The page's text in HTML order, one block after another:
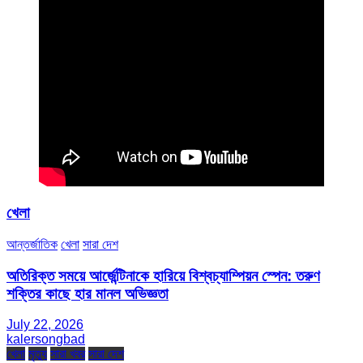
খেলা
আন্তর্জাতিক খেলা সারা দেশ
অতিরিক্ত সময়ে আর্জেন্টিনাকে হারিয়ে বিশ্বচ্যাম্পিয়ন স্পেন: তরুণ
শক্তির কাছে হার মানল অভিজ্ঞতা
July 22, 2026
kalersongbad
খেলা মৃত্যু সারা খবর সারা দেশ